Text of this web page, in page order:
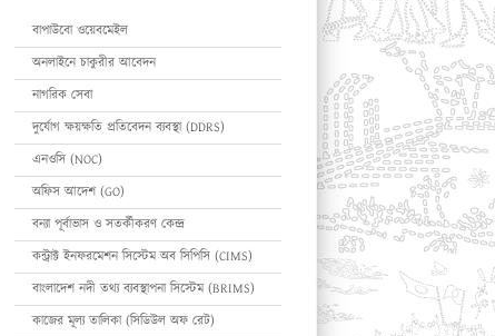
বাপাউবো ওয়েবমেইল
অনলাইনে চাকুরীর আবেদন
নাগরিক সেবা
দুর্যোগ ক্ষয়ক্ষতি প্রতিবেদন ব্যবস্থা (DDRS)
এনওসি (NOC)
অফিস আদেশ (GO)
বন্যা পূর্বাভাস ও সতর্কীকরণ কেন্দ্র
কন্ট্রাক্ট ইনফরমেশন সিস্টেম অব সিপিসি (CIMS)
বাংলাদেশ নদী তথ্য ব্যবস্থাপনা সিস্টেম (BRIMS)
কাজের মূল্য তালিকা (সিডিউল অফ রেট)